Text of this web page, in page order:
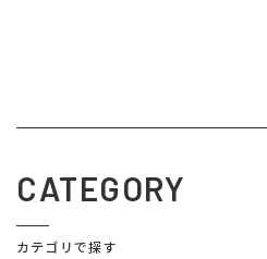
CATEGORY
カテゴリで探す